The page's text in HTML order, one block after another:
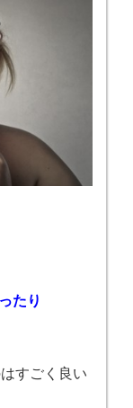
たり
すごく良い